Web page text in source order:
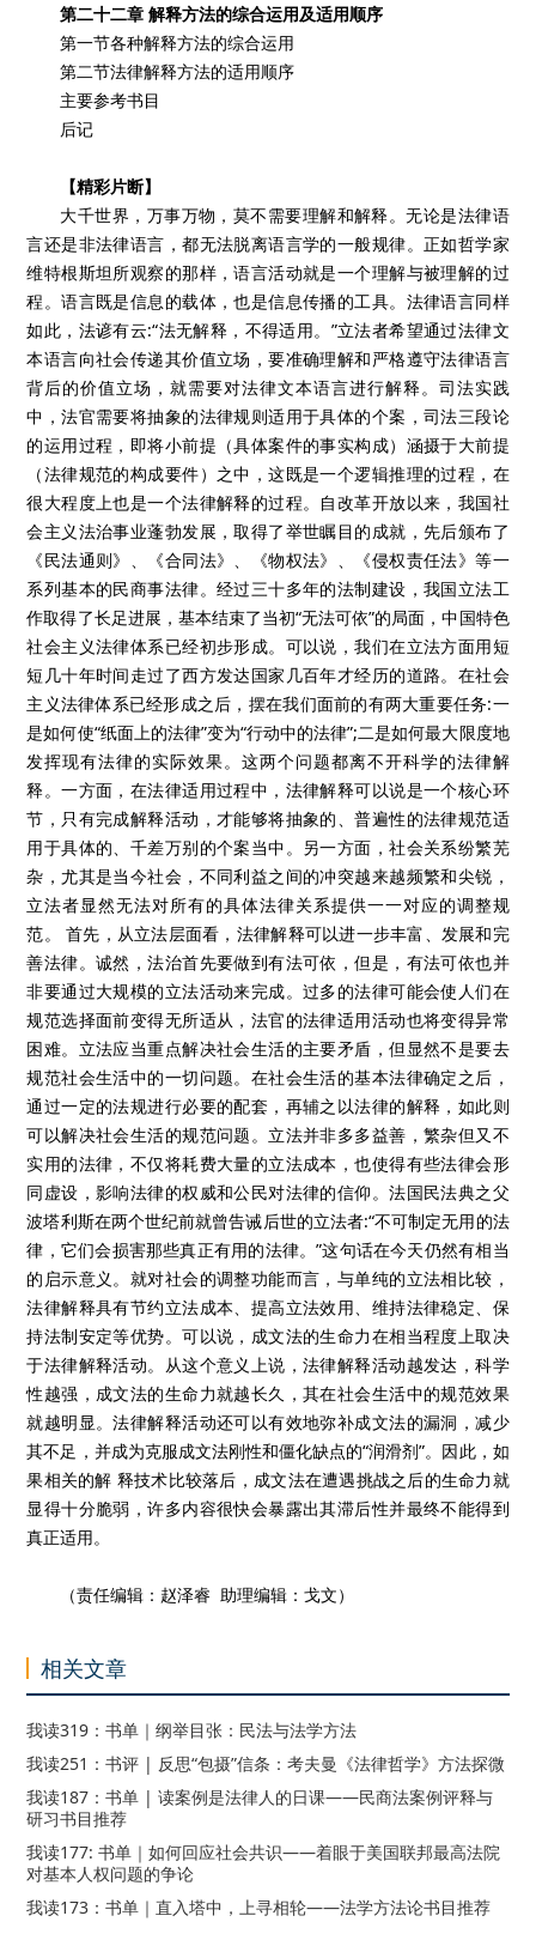
第二十二章 解释方法的综合运用及适用顺序
第一节各种解释方法的综合运用
第二节法律解释方法的适用顺序
主要参考书目
后记
【精彩片断】
大千世界，万事万物，莫不需要理解和解释。无论是法律语
言还是非法律语言，都无法脱离语言学的一般规律。正如哲学家
维特根斯坦所观察的那样，语言活动就是一个理解与被理解的过
程。语言既是信息的载体，也是信息传播的工具。法律语言同样
如此，法谚有云:“法无解释，不得适用。”立法者希望通过法律文
本语言向社会传递其价值立场，要准确理解和严格遵守法律语言
背后的价值立场，就需要对法律文本语言进行解释。司法实践
中，法官需要将抽象的法律规则适用于具体的个案，司法三段论
的运用过程，即将小前提（具体案件的事实构成）涵摄于大前提
（法律规范的构成要件）之中，这既是一个逻辑推理的过程，在
很大程度上也是一个法律解释的过程。自改革开放以来，我国社
会主义法治事业蓬勃发展，取得了举世瞩目的成就，先后颁布了
《民法通则》、《合同法》、《物权法》、《侵权责任法》等一
系列基本的民商事法律。经过三十多年的法制建设，我国立法工
作取得了长足进展，基本结束了当初“无法可依”的局面，中国特色
社会主义法律体系已经初步形成。可以说，我们在立法方面用短
短几十年时间走过了西方发达国家几百年才经历的道路。在社会
主义法律体系已经形成之后，摆在我们面前的有两大重要任务:一
是如何使“纸面上的法律”变为“行动中的法律”;二是如何最大限度地
发挥现有法律的实际效果。这两个问题都离不开科学的法律解
释。一方面，在法律适用过程中，法律解释可以说是一个核心环
节，只有完成解释活动，才能够将抽象的、普遍性的法律规范适
用于具体的、千差万别的个案当中。另一方面，社会关系纷繁芜
杂，尤其是当今社会，不同利益之间的冲突越来越频繁和尖锐，
立法者显然无法对所有的具体法律关系提供一一对应的调整规
范。 首先，从立法层面看，法律解释可以进一步丰富、发展和完
善法律。诚然，法治首先要做到有法可依，但是，有法可依也并
非要通过大规模的立法活动来完成。过多的法律可能会使人们在
规范选择面前变得无所适从，法官的法律适用活动也将变得异常
困难。立法应当重点解决社会生活的主要矛盾，但显然不是要去
规范社会生活中的一切问题。在社会生活的基本法律确定之后，
通过一定的法规进行必要的配套，再辅之以法律的解释，如此则
可以解决社会生活的规范问题。立法并非多多益善，繁杂但又不
实用的法律，不仅将耗费大量的立法成本，也使得有些法律会形
同虚设，影响法律的权威和公民对法律的信仰。法国民法典之父
波塔利斯在两个世纪前就曾告诫后世的立法者:“不可制定无用的法
律，它们会损害那些真正有用的法律。”这句话在今天仍然有相当
的启示意义。就对社会的调整功能而言，与单纯的立法相比较，
法律解释具有节约立法成本、提高立法效用、维持法律稳定、保
持法制安定等优势。可以说，成文法的生命力在相当程度上取决
于法律解释活动。从这个意义上说，法律解释活动越发达，科学
性越强，成文法的生命力就越长久，其在社会生活中的规范效果
就越明显。法律解释活动还可以有效地弥补成文法的漏洞，减少
其不足，并成为克服成文法刚性和僵化缺点的“润滑剂”。因此，如
果相关的解 释技术比较落后，成文法在遭遇挑战之后的生命力就
显得十分脆弱，许多内容很快会暴露出其滞后性并最终不能得到
真正适用。
（责任编辑：赵泽睿 助理编辑：戈文）
相关文章
我读319：书单｜纲举目张：民法与法学方法
我读251：书评 | 反思“包摄”信条：考夫曼《法律哲学》方法探微
我读187：书单 | 读案例是法律人的日课——民商法案例评释与
研习书目推荐
我读177: 书单｜如何回应社会共识——着眼于美国联邦最高法院
对基本人权问题的争论
我读173：书单｜直入塔中，上寻相轮——法学方法论书目推荐